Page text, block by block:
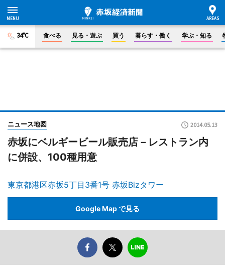
34°C 食べる 見る・遊ぶ 買う 暮らす・働く 学ぶ・知る
ニュース地図 2014.05.13
赤坂にベルギービール販売店－レストラン内
に併設、100種用意
東京都港区赤坂5丁目3番1号 赤坂Bizタワー
Google Map で見る